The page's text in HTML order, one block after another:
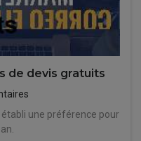
de devis gratuits
une préférence pour